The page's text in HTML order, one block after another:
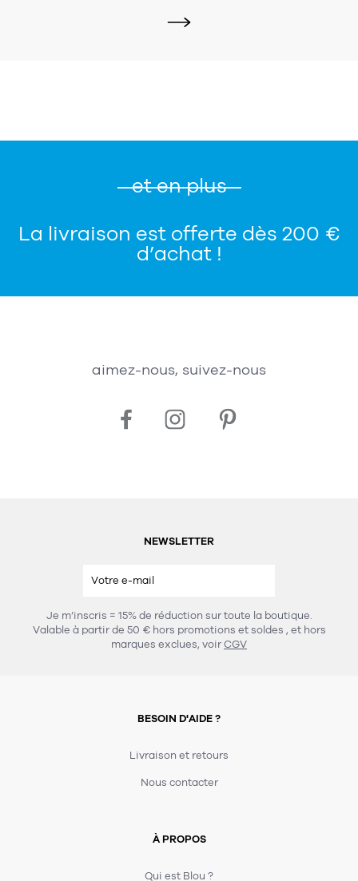
et en plus
La livraison est offerte dès 200 €
d’achat !
aimez-nous, suivez-nous
NEWSLETTER
Je m’inscris = 15% de réduction sur toute la boutique.
Valable à partir de 50 € hors promotions et soldes , et hors
marques exclues, voirCGV
BESOIN D'AIDE ?
Livraison et retours
Nous contacter
À PROPOS
Qui est Blou ?